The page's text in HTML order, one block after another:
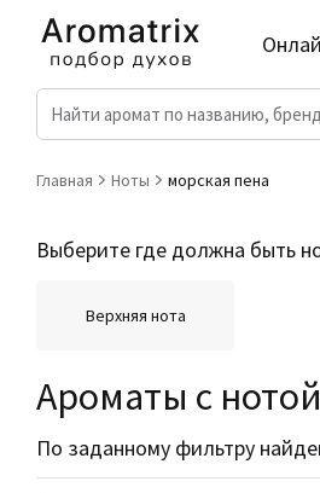
Главная Ноты морская пена
Выберите где должна быть
Верхняя нота
Ароматы с
По заданному фильтру